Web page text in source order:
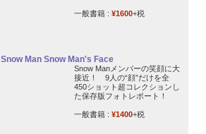
一般書籍 : ¥1600+税
Snow Man Snow Man's Face
Snow Manメンバーの笑顔に大
接近！ 9人の“顔”だけを全
450ショット超コレクションし
た保存版フォトレポート！
一般書籍 : ¥1400+税